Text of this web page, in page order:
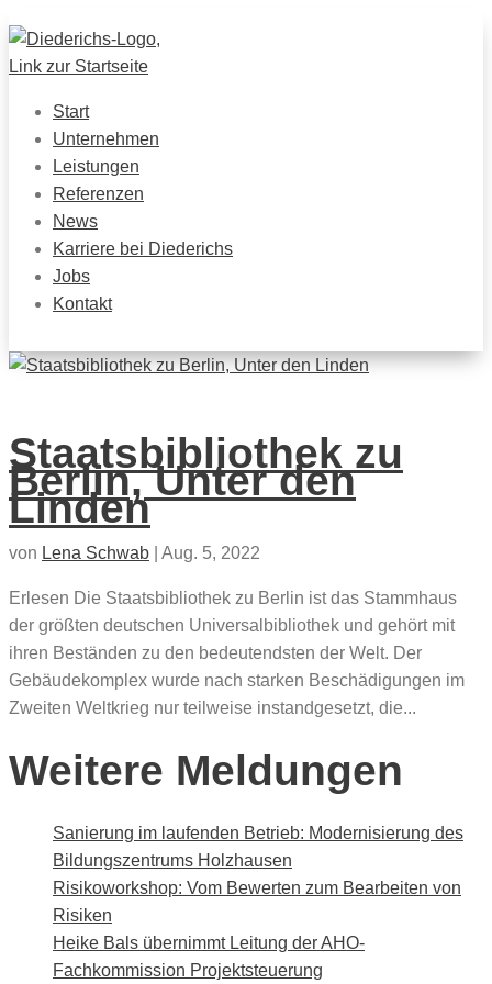
Start
Unternehmen
Leistungen
Referenzen
News
Karriere bei Diederichs
Jobs
Kontakt
Staatsbibliothek zu
Berlin, Unter den
Linden
von Lena Schwab Aug. 5, 2022
Erlesen Die Staatsbibliothek zu Berlin ist das Stammhaus
der größten deutschen Universalbibliothek und gehört mit
ihren Beständen zu den bedeutendsten der Welt. Der
Gebäudekomplex wurde nach starken Beschädigungen im
Zweiten Weltkrieg nur teilweise instandgesetzt, die...
Weitere Meldungen
Sanierung im laufenden Betrieb: Modernisierung des
Bildungszentrums Holzhausen
Risikoworkshop: Vom Bewerten zum Bearbeiten von
Risiken
Heike Bals übernimmt Leitung der AHO-
Fachkommission Projektsteuerung